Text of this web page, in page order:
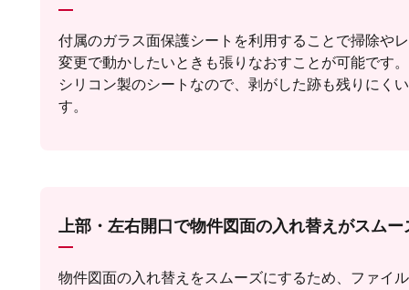
付属のガラス面保護シートを利用することで掃除や
変更で動かしたいときも張りなおすことが可能です。
シリコン製のシートなので、剥がした跡も残りにく
す。
上部・左右開口で物件図面の入れ替えがスムー
物件図面の入れ替えをスムーズにするため、ファイ